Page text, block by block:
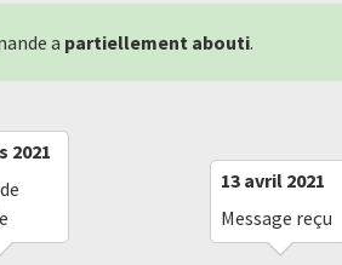
a partiellement abouti.
2021
13 avril 2021
Message reçu